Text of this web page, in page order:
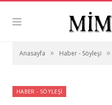
Anasayfa » Haber - Söyleşi »
HABER - SÖYLEŞI